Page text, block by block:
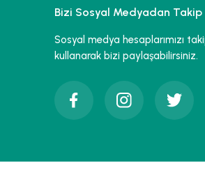
Yorum YazBizi Sosyal Medyadan Takip
Sosyal medya hesaplarımızı
kullanarak bizi paylaşabilirsiniz.